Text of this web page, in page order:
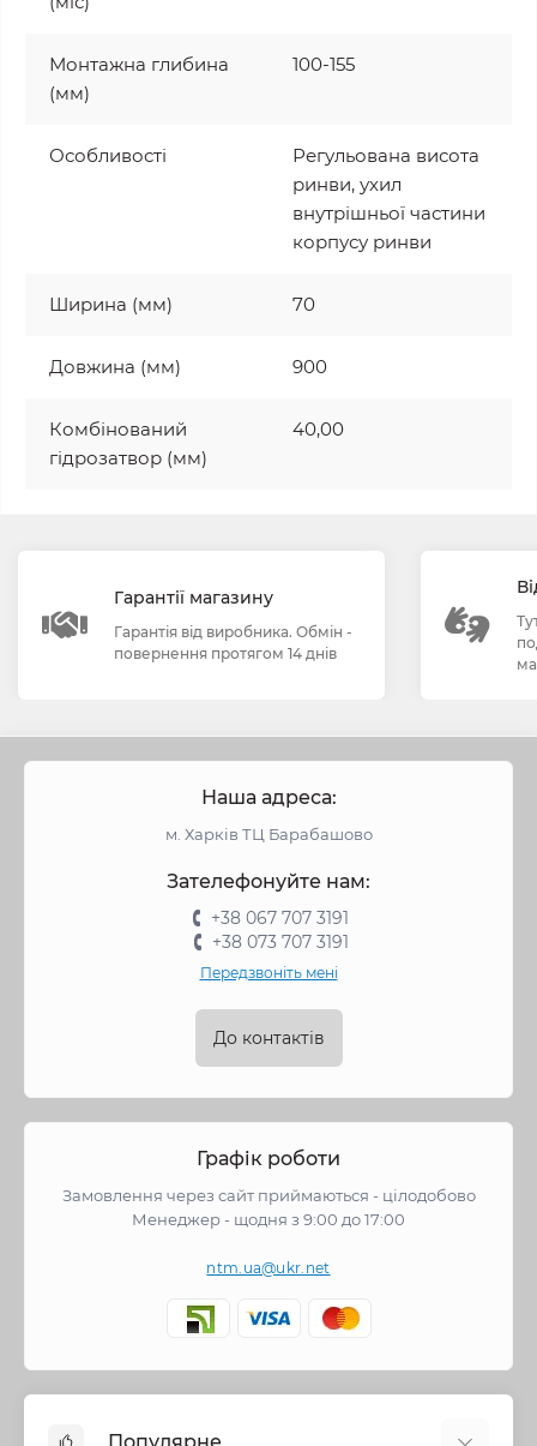
Монтажна глибина
(мм)
100-155
Особливості
Регульована висота
ринви, ухил
внутрішньої частини
корпусу ринви
Ширина (мм) 70
Довжина (мм) 900
Комбінований
гідрозатвор (мм)
40,00
Гарантії магазину
Гарантія від виробника. Обмін -
повернення протягом 14 днів
Наша адреса:
м. Харків ТЦ Барабашово
Зателефонуйте нам:
+38 067 707 3191
+38 073 707 3191
Передзвоніть мені
До контактів
Графік роботи
Замовлення через сайт приймаються - цілодобово
Менеджер - щодня з 9:00 до 17:00
ntm.ua@ukr.net